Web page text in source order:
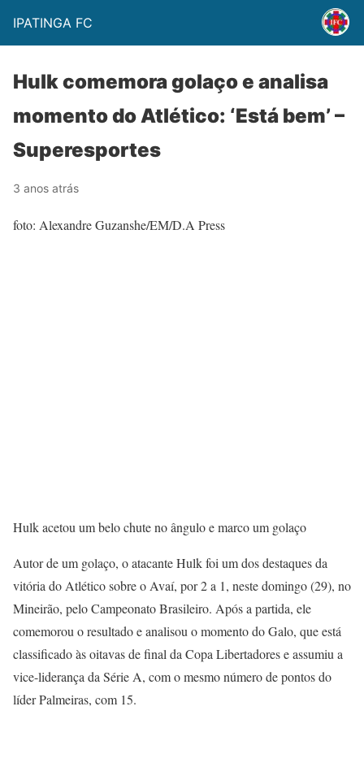
IPATINGA FC
Hulk comemora golaço e analisa
momento do Atlético: ‘Está bem’ –
Superesportes
3 anos atrás
foto: Alexandre Guzanshe/EM/D.A Press
Hulk acetou um belo chute no ângulo e marco um golaço
Autor de um golaço, o atacante Hulk foi um dos destaques da
vitória do Atlético sobre o Avaí, por 2 a 1, neste domingo (29), no
Mineirão, pelo Campeonato Brasileiro. Após a partida, ele
comemorou o resultado e analisou o momento do Galo, que está
classificado às oitavas de final da Copa Libertadores e assumiu a
vice-liderança da Série A, com o mesmo número de pontos do
líder Palmeiras, com 15.